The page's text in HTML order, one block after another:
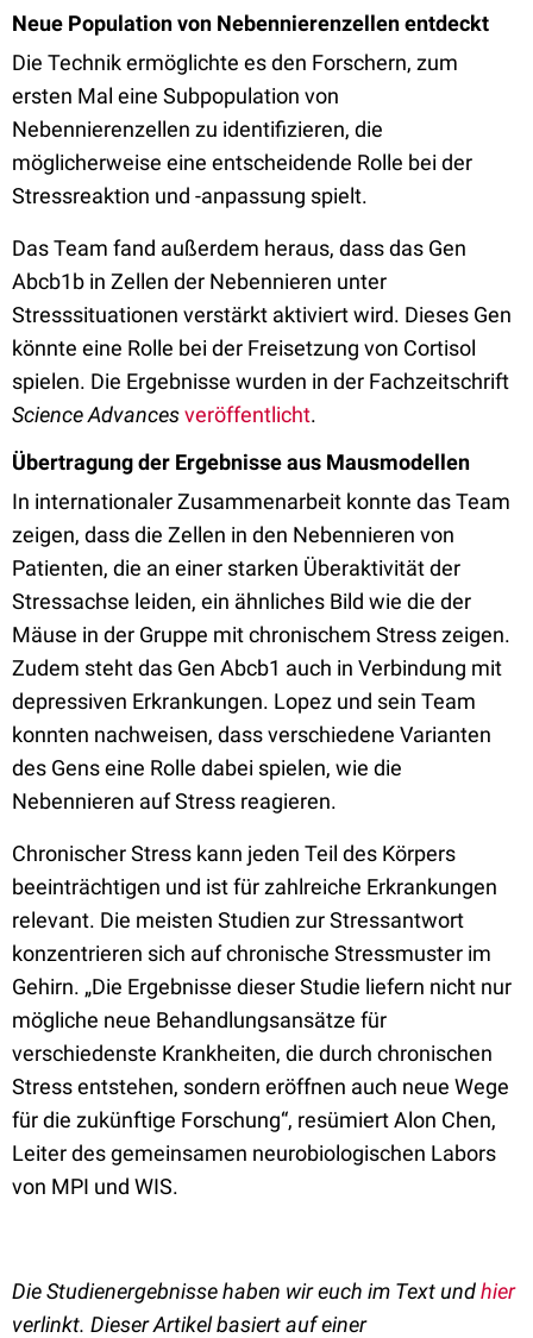
Neue Population von Nebennierenzellen entdeckt
Die Technik ermöglichte es den Forschern, zum
ersten Mal eine Subpopulation von
Nebennierenzellen zu identifizieren, die
möglicherweise eine entscheidende Rolle bei der
Stressreaktion und -anpassung spielt.
Das Team fand außerdem heraus, dass das Gen
Abcb1b in Zellen der Nebennieren unter
Stresssituationen verstärkt aktiviert wird. Dieses Gen
könnte eine Rolle bei der Freisetzung von Cortisol
spielen. Die Ergebnisse wurden in der Fachzeitschrift
Science Advancesveröffentlicht.
Übertragung der Ergebnisse aus Mausmodellen
In internationaler Zusammenarbeit konnte das Team
zeigen, dass die Zellen in den Nebennieren von
Patienten, die an einer starken Überaktivität der
Stressachse leiden, ein ähnliches Bild wie die der
Mäuse in der Gruppe mit chronischem Stress zeigen.
Zudem steht das Gen Abcb1 auch in Verbindung mit
depressiven Erkrankungen. Lopez und sein Team
konnten nachweisen, dass verschiedene Varianten
des Gens eine Rolle dabei spielen, wie die
Nebennieren auf Stress reagieren.
Chronischer Stress kann jeden Teil des Körpers
beeinträchtigen und ist für zahlreiche Erkrankungen
relevant. Die meisten Studien zur Stressantwort
konzentrieren sich auf chronische Stressmuster im
Gehirn. „Die Ergebnisse dieser Studie liefern nicht nur
mögliche neue Behandlungsansätze für
verschiedenste Krankheiten, die durch chronischen
Stress entstehen, sondern eröffnen auch neue Wege
für die zukünftige Forschung“, resümiert Alon Chen,
Leiter des gemeinsamen neurobiologischen Labors
von MPI und WIS.
Die Studienergebnisse haben wir euch im Text undhier
verlinkt. Dieser Artikel basiert auf einer